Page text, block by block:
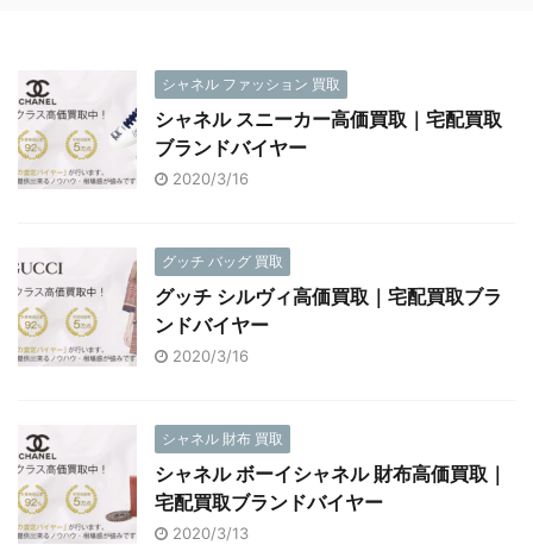
シャネル ファッション 買取
シャネル スニーカー高価買取｜宅配買取
ブランドバイヤー
2020/3/16
グッチ バッグ 買取
グッチ シルヴィ高価買取｜宅配買取ブラ
ンドバイヤー
2020/3/16
シャネル 財布 買取
シャネル ボーイシャネル 財布高価買取｜
宅配買取ブランドバイヤー
2020/3/13